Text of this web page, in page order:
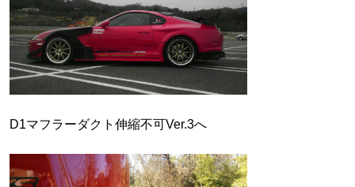
D1マフラーダクト伸縮不可Ver.3へ